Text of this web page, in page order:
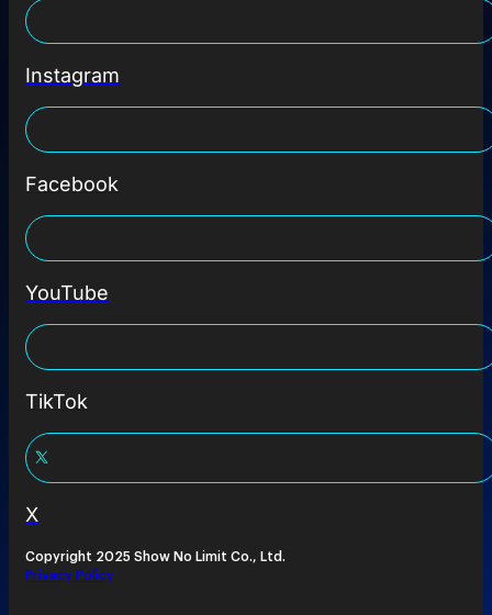
Instagram
Facebook
YouTube
TikTok
X
Copyright 2025 Show No Limit Co., Ltd.
Privacy Policy